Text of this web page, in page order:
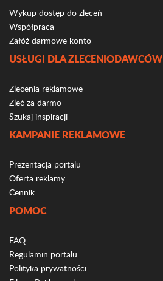
Wykup dostęp do zleceń
Współpraca
Załóż darmowe konto
USŁUGI DLA ZLECENIODAWCÓW
Zlecenia reklamowe
Zleć za darmo
Szukaj inspiracji
KAMPANIE REKLAMOWE
Prezentacja portalu
Oferta reklamy
Cennik
POMOC
FAQ
Regulamin portalu
Polityka prywatności